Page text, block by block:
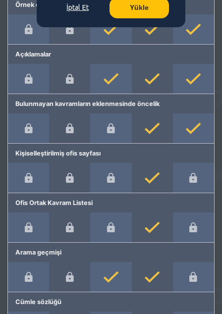
Örnek cümleler
Açıklamalar
Bulunmayan kavramların eklenmesinde öncelik
Kişiselleştirilmiş ofis sayfası
Ofis Ortak Kavram Listesi
Arama geçmişi
Cümle sözlüğü
İptal Et Yükle